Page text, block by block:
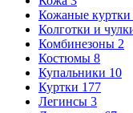
Кожаные куртки
Колготки и
Комбинезоны 2
Костюмы 8
Купальники 10
Куртки 177
Легинсы 3